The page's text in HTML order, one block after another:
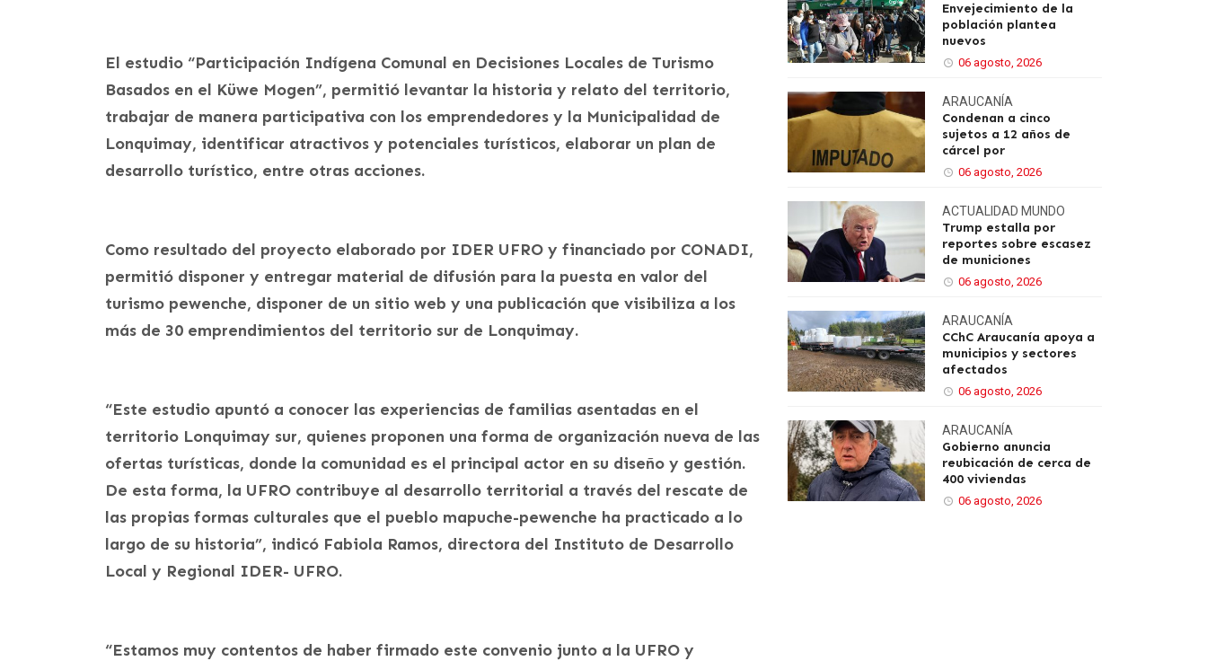
El estudio “Participación Indígena Comunal en Decisiones Locales de Turismo
Basados en el Küwe Mogen”, permitió levantar la historia y relato del territorio,
trabajar de manera participativa con los emprendedores y la Municipalidad de
Lonquimay, identificar atractivos y potenciales turísticos, elaborar un plan de
desarrollo turístico, entre otras acciones.
Como resultado del proyecto elaborado por IDER UFRO y financiado por CONADI,
permitió disponer y entregar material de difusión para la puesta en valor del
turismo pewenche, disponer de un sitio web y una publicación que visibiliza a los
más de 30 emprendimientos del territorio sur de Lonquimay.
“Este estudio apuntó a conocer las experiencias de familias asentadas en el
territorio Lonquimay sur, quienes proponen una forma de organización nueva de las
ofertas turísticas, donde la comunidad es el principal actor en su diseño y gestión.
De esta forma, la UFRO contribuye al desarrollo territorial a través del rescate de
las propias formas culturales que el pueblo mapuche-pewenche ha practicado a lo
largo de su historia”, indicó Fabiola Ramos, directora del Instituto de Desarrollo
Local y Regional IDER- UFRO.
“Estamos muy contentos de haber firmado este convenio junto a la UFRO y
Envejecimiento de la
población plantea
nuevos
06 agosto, 2026
ARAUCANÍA
Condenan a cinco
sujetos a 12 años de
cárcel por
06 agosto, 2026
ACTUALIDAD MUNDO
Trump estalla por
reportes sobre escasez
de municiones
06 agosto, 2026
ARAUCANÍA
CChC Araucanía apoya a
municipios y sectores
afectados
06 agosto, 2026
ARAUCANÍA
Gobierno anuncia
reubicación de cerca de
400 viviendas
06 agosto, 2026